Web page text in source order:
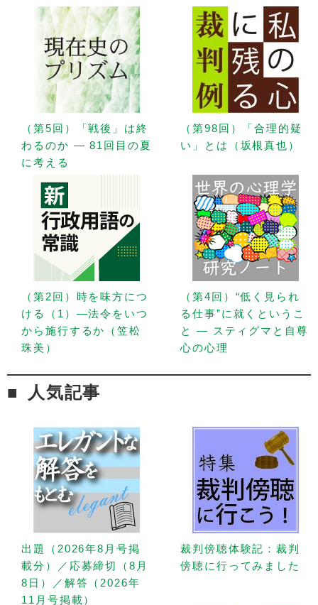
（第5回）「戦後」は終
わるのか — 81回目の夏
に考える
（第98回）「合理的疑
い」とは（坂根真也）
（第2回）時を味方につ
ける（1）—法令をいつ
から施行するか（笠松
珠美）
（第4回）“低く見られ
る仕事”に就くというこ
と — スティグマと自尊
心の心理
人気記事
出題（2026年8月号掲
載分）／応募締切（8月
8日）／解答（2026年
11月号掲載）
裁判傍聴体験記：裁判
傍聴に行ってみました